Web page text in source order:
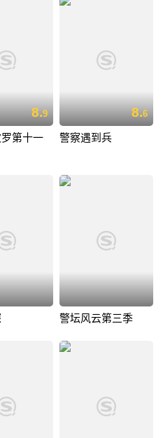
8.9
第十一
8.6
警察遇到兵
警坛风云第三季